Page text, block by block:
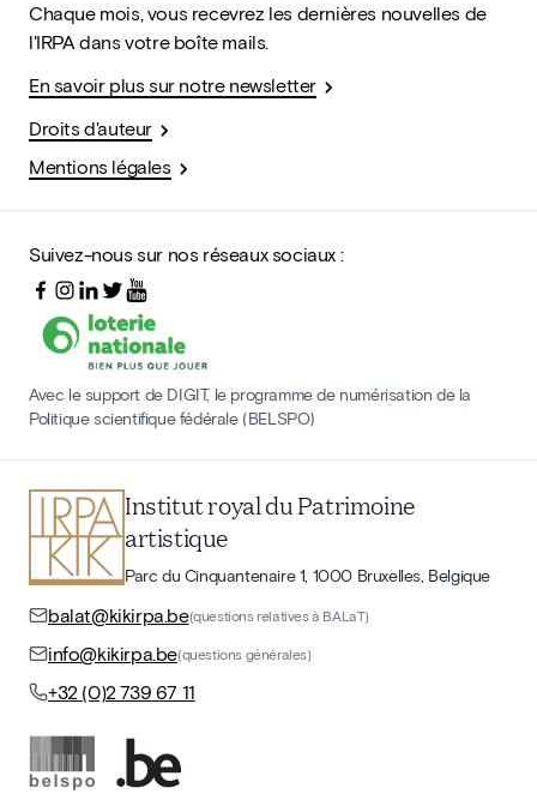
Chaque mois, vous recevrez les dernières nouvelles de
l'IRPA dans votre boîte mails.
En savoir plus sur notre newsletter
Droits d'auteur
Mentions légales
Suivez-nous sur nos réseaux sociaux :
Avec le support de DIGIT, le programme de numérisation de la
Politique scientifique fédérale (BELSPO)
Institut royal du Patrimoine
artistique
Parc du Cinquantenaire 1, 1000 Bruxelles, Belgique
balat@kikirpa.be(questions relatives à BALaT)
info@kikirpa.be(questions générales)
+32 (0)2 739 67 11